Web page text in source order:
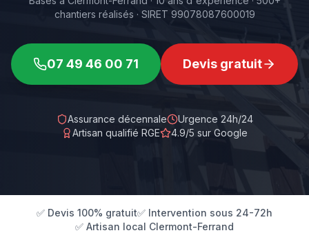
chantiers réalisés · SIRET 99078087600019
07 49 46 00 71 Devis gratuit
Assurance décennale
Urgence 24h/24
Artisan qualifié RGE
4.9/5 sur Google
✅ Devis 100% gratuit✅ Intervention sous 24-72h
✅ Artisan local Clermont-Ferrand